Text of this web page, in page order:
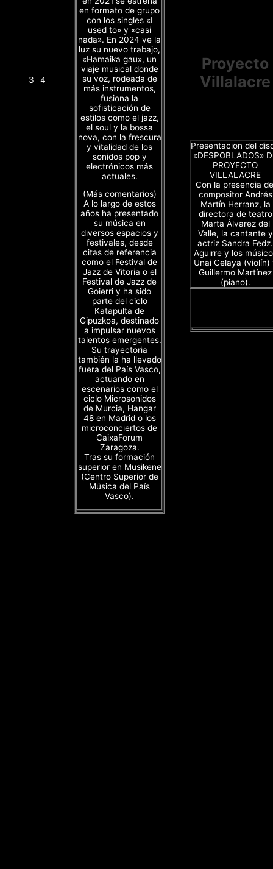
3 4
en formato de grupo
con los singles «I
used to» y «casi
nada». En 2024 ve la
luz su nuevo trabajo,
«Hamaika gau», un
viaje musical donde
su voz, rodeada de
más instrumentos,
fusiona la
sofisticación de
estilos como el jazz,
el soul y la bossa
nova, con la frescura
y vitalidad de los
sonidos pop y
electrónicos más
actuales.
(Más comentarios)
A lo largo de estos
años ha presentado
su música en
diversos espacios y
festivales, desde
citas de referencia
como el Festival de
Jazz de Vitoria o el
Festival de Jazz de
Goierri y ha sido
parte del ciclo
Katapulta de
Gipuzkoa, destinado
a impulsar nuevos
talentos emergentes.
Su trayectoria
también la ha llevado
fuera del País Vasco,
actuando en
escenarios como el
ciclo Microsonidos
de Murcia, Hangar
48 en Madrid o los
microconciertos de
CaixaForum
Zaragoza.
Tras su formación
superior en Musikene
(Centro Superior de
Música del País
Vasco).
Proyecto
Villalacre
Presentacion del
«DESPOBLADOS»
PROYECTO
VILLALACRE
Con la presencia
compositor Andrés
Martín Herranz, la
directora de teatro
Marta Álvarez del
Valle, la cantante y
actriz Sandra Fedz.
Aguirre y los
Unai Celaya (violín)
Guillermo Martínez
(piano).